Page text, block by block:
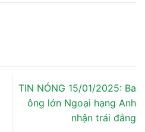
TIN NÓNG 15/01/2025: Ba
ông lớn Ngoại hạng Anh
nhận trái đắng